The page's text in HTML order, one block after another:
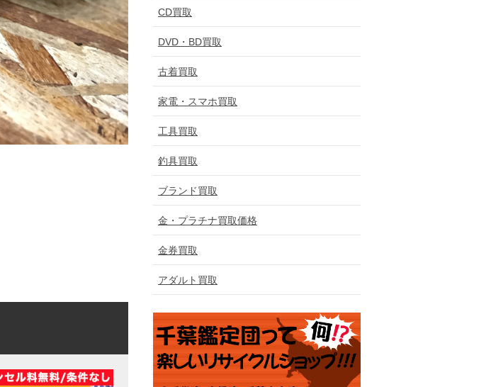
CD買取
DVD・BD買取
古着買取
家電・スマホ買取
工具買取
釣具買取
ブランド買取
金・プラチナ買取価格
金券買取
アダルト買取